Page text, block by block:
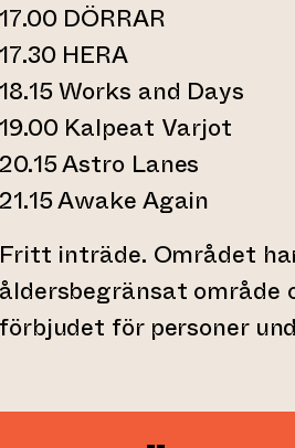
17.00 DÖRRAR
17.30 HERA
18.15 Works and Days
19.00 Kalpeat Varjot
20.15 Astro Lanes
21.15 Awake Again
Fritt inträde. Området
åldersbegränsat område
förbjudet för personer